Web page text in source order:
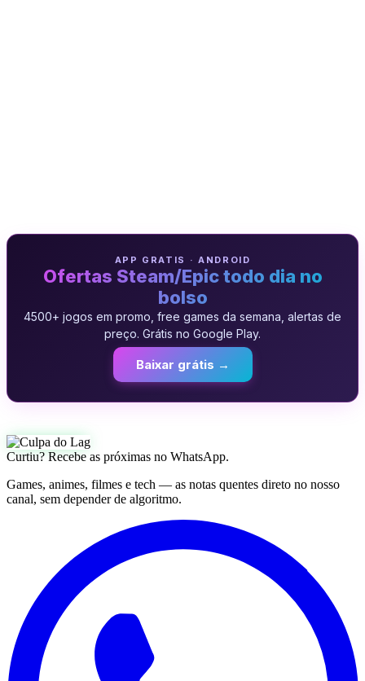
APP GRATIS · ANDROID
Ofertas Steam/Epic todo dia no
bolso
4500+ jogos em promo, free games da semana, alertas de
preço. Grátis no Google Play.
Baixar grátis →
Curtiu? Recebe as próximas no WhatsApp.
Games, animes, filmes e tech — as notas quentes direto no nosso
canal, sem depender de algoritmo.